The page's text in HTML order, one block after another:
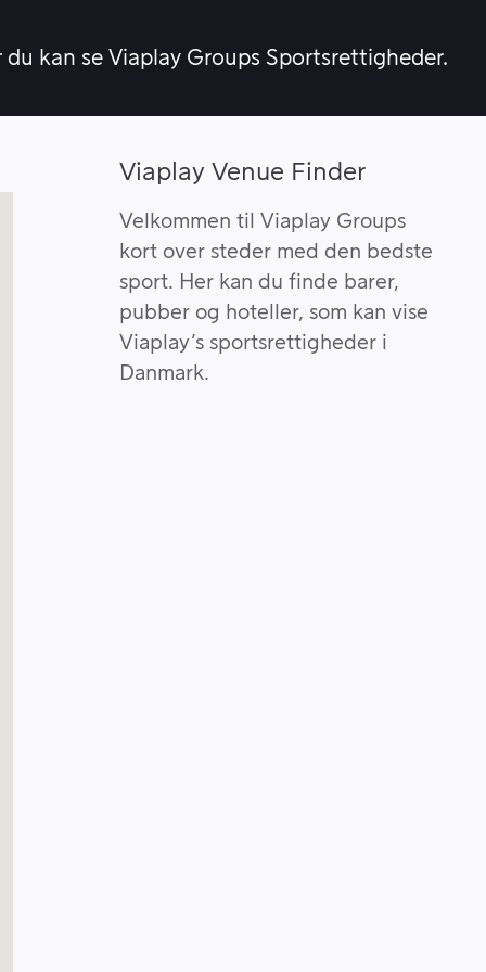
du kan se Viaplay Groups Sportsrettigheder.
Viaplay Venue Finder
Velkommen til Viaplay Groups
kort over steder med den bedste
sport. Her kan du finde barer,
pubber og hoteller, som kan vise
Viaplay’s sportsrettigheder i
Danmark.